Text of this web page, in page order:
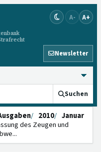
A- A+
Newsletter
Suchen
2010
Januar
des Zeugen und